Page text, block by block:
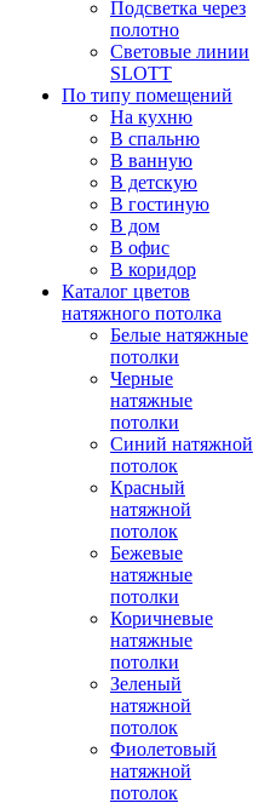
Подсветка через
полотно
Световые линии
SLOTT
По типу помещений
На кухню
В спальню
В ванную
В детскую
В гостиную
В дом
В офис
В коридор
Каталог цветов
натяжного потолка
Белые натяжные
потолки
Черные
натяжные
потолки
Синий натяжной
потолок
Красный
натяжной
потолок
Бежевые
натяжные
потолки
Коричневые
натяжные
потолки
Зеленый
натяжной
потолок
Фиолетовый
натяжной
потолок